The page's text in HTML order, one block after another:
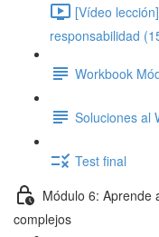
[Vídeo
responsabilidad
Workbook
Soluciones al
Test final
Módulo 6: Aprende
complejos